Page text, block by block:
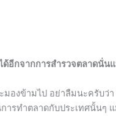
ด้อีกจากการสำรวจตลาดนั่น
องข้ามไป อย่าลืมนะครับว่า
ารทำตลาดกับประเทศนั้นๆ แ